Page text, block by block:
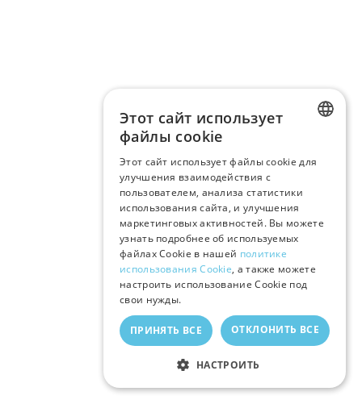
ENGLISH
Этот сайт использует
файлы cookie
Этот сайт использует файлы cookie для
улучшения взаимодействия с
пользователем, анализа статистики
использования сайта, и улучшения
маркетинговых активностей. Вы можете
узнать подробнее об используемых
файлах Cookie в нашей политике
использования Cookie, а также можете
настроить использование Cookie под
свои нужды.
ПРИНЯТЬ ВСЕ ОТКЛОНИТЬ ВСЕ
НАСТРОИТЬ